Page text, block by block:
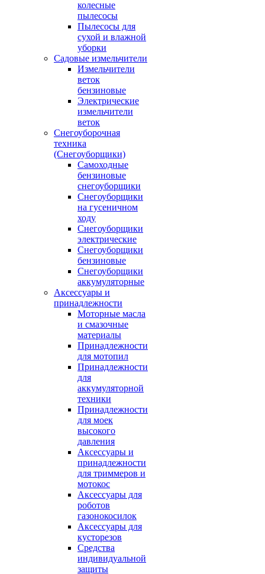
колесные
пылесосы
Пылесосы для
сухой и влажной
уборки
Садовые измельчители
Измельчители
веток
бензиновые
Электрические
измельчители
веток
Снегоуборочная
техника
(Снегоуборщики)
Самоходные
бензиновые
снегоуборщики
Снегоуборщики
на гусеничном
ходу
Снегоуборщики
электрические
Снегоуборщики
бензиновые
Снегоуборщики
аккумуляторные
Аксессуары и
принадлежности
Моторные масла
и смазочные
материалы
Принадлежности
для мотопил
Принадлежности
для
аккумуляторной
техники
Принадлежности
для моек
высокого
давления
Аксессуары и
принадлежности
для триммеров и
мотокос
Аксессуары для
роботов
газонокосилок
Аксессуары для
кусторезов
Средства
индивидуальной
защиты